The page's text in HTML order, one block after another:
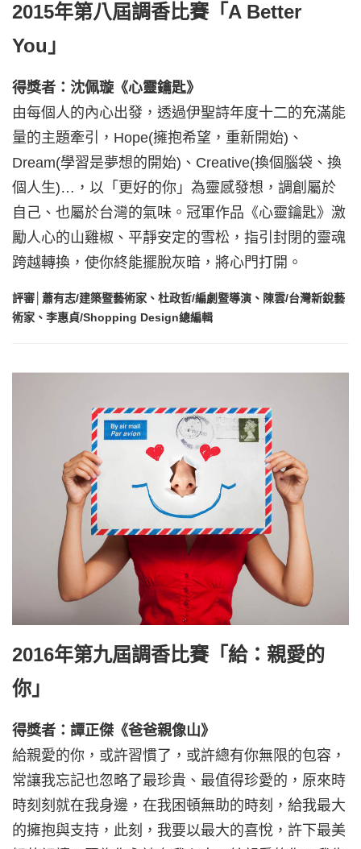
2015年第八屆調香比賽「A Better
You」
得獎者：沈佩璇《心靈鑰匙》
由每個人的內心出發，透過伊聖詩年度十二的充滿能
量的主題牽引，Hope(擁抱希望，重新開始)、
Dream(學習是夢想的開始)、Creative(換個腦袋、換
個人生)…，以「更好的你」為靈感發想，調創屬於
自己、也屬於台灣的氣味。冠軍作品《心靈鑰匙》激
勵人心的山雞椒、平靜安定的雪松，指引封閉的靈魂
跨越轉換，使你終能擺脫灰暗，將心門打開。
評審│蕭有志/建築暨藝術家、杜政哲/編劇暨導演、陳雲/台灣新銳藝
術家、李惠貞/Shopping Design總編輯
2016年第九屆調香比賽「給：親愛的
你」
得獎者：譚正傑《爸爸親像山》
給親愛的你，或許習慣了，或許總有你無限的包容，
常讓我忘記也忽略了最珍貴、最值得珍愛的，原來時
時刻刻就在我身邊，在我困頓無助的時刻，給我最大
的擁抱與支持，此刻，我要以最大的喜悅，許下最美